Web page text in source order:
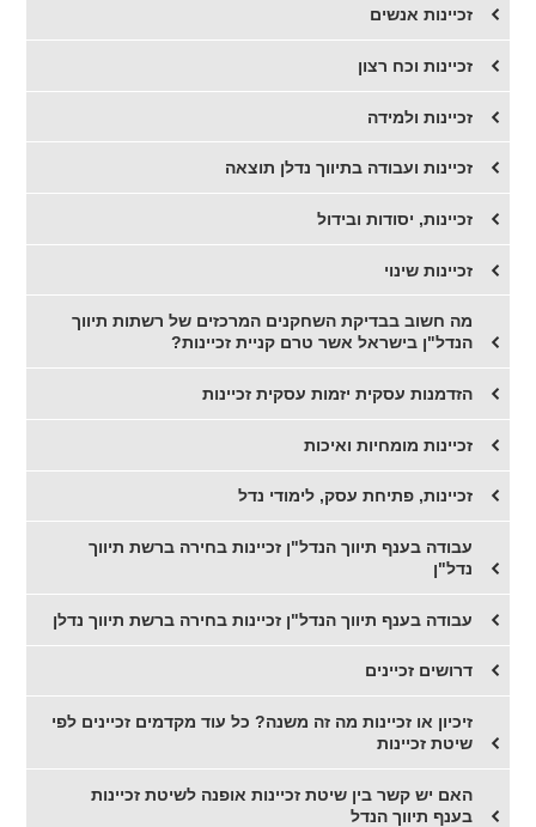
זכיינות אנשים
זכיינות וכח רצון
זכיינות ולמידה
זכיינות ועבודה בתיווך נדלן תוצאה
זכיינות, יסודות ובידול
זכיינות שינוי
מה חשוב בבדיקת השחקנים המרכזים של רשתות תיווך
הנדל"ן בישראל אשר טרם קניית זכיינות?
הזדמנות עסקית יזמות עסקית זכיינות
זכיינות מומחיות ואיכות
זכיינות, פתיחת עסק, לימודי נדל
עבודה בענף תיווך הנדל"ן זכיינות בחירה ברשת תיווך
נדל"ן
עבודה בענף תיווך הנדל"ן זכיינות בחירה ברשת תיווך נדלן
דרושים זכיינים
זיכיון או זכיינות מה זה משנה? כל עוד מקדמים זכיינים לפי
שיטת זכיינות
האם יש קשר בין שיטת זכיינות אופנה לשיטת זכיינות
בענף תיווך הנדל